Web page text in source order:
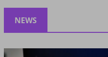
NEWS